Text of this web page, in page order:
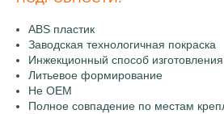
ABS пластик
Заводская технологичная покраска
Инжекционный способ изготовления
Литьевое формирование
Не OEM
Полное совпадение по местам